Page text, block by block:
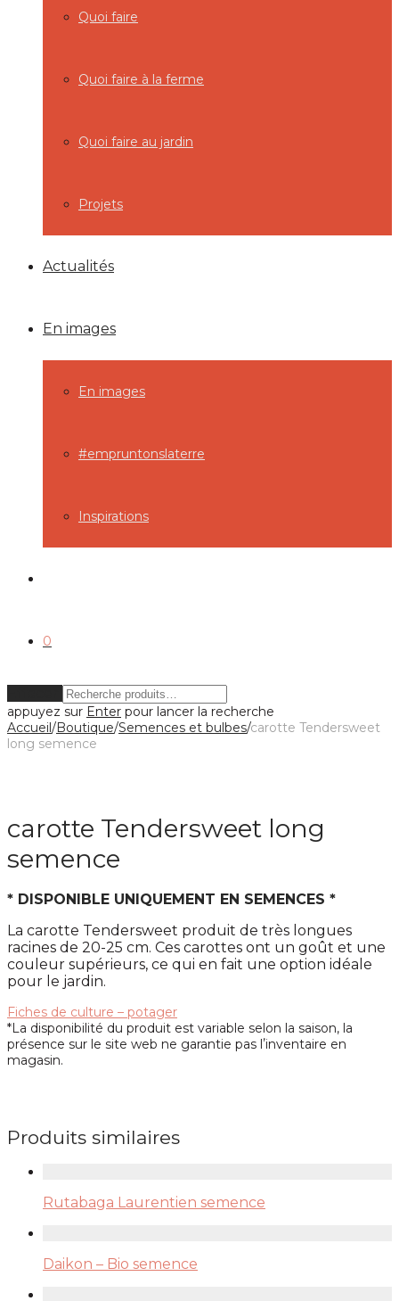
Quoi faire
Quoi faire à la ferme
Quoi faire au jardin
Projets
Actualités
En images
En images
#empruntonslaterre
Inspirations
0
appuyez sur Enter pour lancer la recherche
Accueil/Boutique/Semences et bulbes/carotte Tendersweet
long semence
carotte Tendersweet long
semence
* DISPONIBLE UNIQUEMENT EN SEMENCES *
La carotte Tendersweet produit de très longues
racines de 20-25 cm. Ces carottes ont un goût et une
couleur supérieurs, ce qui en fait une option idéale
pour le jardin.
Fiches de culture – potager
*La disponibilité du produit est variable selon la saison, la
présence sur le site web ne garantie pas lʼinventaire en
magasin.
Produits similaires
Rutabaga Laurentien semence
Daikon – Bio semence